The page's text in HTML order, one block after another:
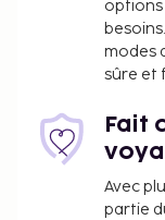
modes
sûre et
Fait
Avec
partie